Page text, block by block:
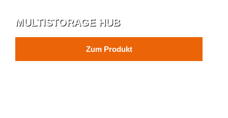
MULTISTORAGE HUB
Zum Produkt